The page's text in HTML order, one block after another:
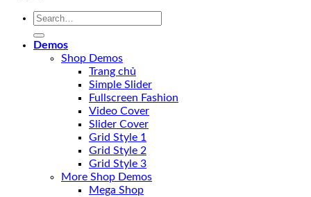
Demos
Shop Demos
Trang chủ
Simple Slider
Fullscreen Fashion
Video Cover
Slider Cover
Grid Style 1
Grid Style 2
Grid Style 3
More Shop Demos
Mega Shop